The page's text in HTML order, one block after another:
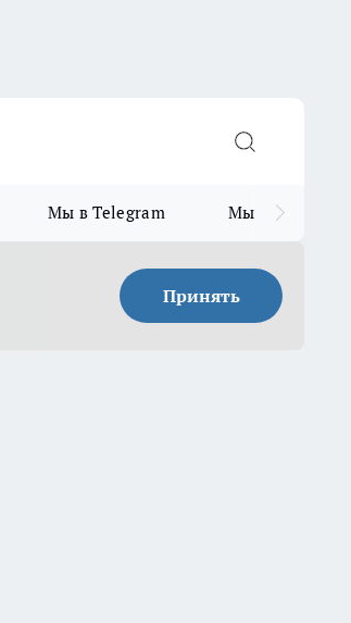
Мы в Telegram Мы в MAX
Принять